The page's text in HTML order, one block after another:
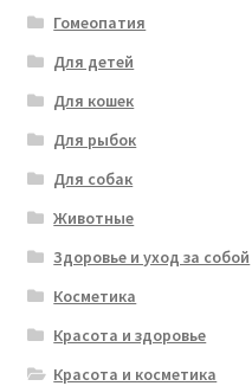
Гомеопатия
Для детей
Для кошек
Для рыбок
Для собак
Животные
Здоровье и уход за собой
Косметика
Красота и здоровье
Красота и косметика